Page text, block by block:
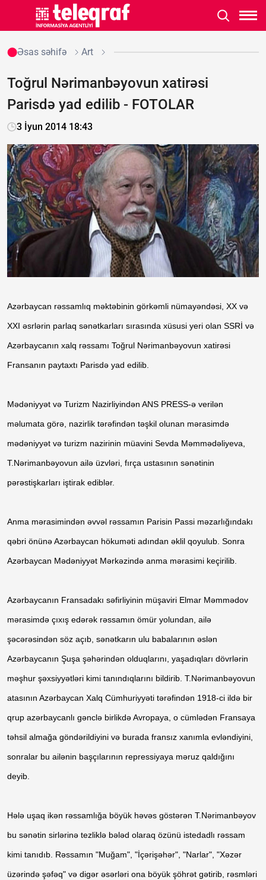
Əsas səhifə Art
Toğrul Nərimanbəyovun xatirəsi
Parisdə yad edilib - FOTOLAR
3 İyun 2014 18:43
Azərbaycan rəssamlıq məktəbinin görkəmli nümayəndəsi, XX və
XXI əsrlərin parlaq sənətkarları sırasında xüsusi yeri olan SSRİ və
Azərbaycanın xalq rəssamı Toğrul Nərimanbəyovun xatirəsi
Fransanın paytaxtı Parisdə yad edilib.
Mədəniyyət və Turizm Nazirliyindən ANS PRESS-ə verilən
məlumata görə, nazirlik tərəfindən təşkil olunan mərasimdə
mədəniyyət və turizm nazirinin müavini Sevda Məmmədəliyeva,
T.Nərimanbəyovun ailə üzvləri, fırça ustasının sənətinin
pərəstişkarları iştirak ediblər.
Anma mərasimindən əvvəl rəssamın Parisin Passi məzarlığındakı
qəbri önünə Azərbaycan hökuməti adından əklil qoyulub. Sonra
Azərbaycan Mədəniyyət Mərkəzində anma mərasimi keçirilib.
Azərbaycanın Fransadakı səfirliyinin müşaviri Elmar Məmmədov
mərasimdə çıxış edərək rəssamın ömür yolundan, ailə
şəcərəsindən söz açıb, sənətkarın ulu babalarının əslən
Azərbaycanın Şuşa şəhərindən olduqlarını, yaşadıqları dövrlərin
məşhur şəxsiyyətləri kimi tanındıqlarını bildirib. T.Nərimanbəyovun
atasının Azərbaycan Xalq Cümhuriyyəti tərəfindən 1918-ci ildə bir
qrup azərbaycanlı gənclə birlikdə Avropaya, o cümlədən Fransaya
təhsil almağa göndərildiyini və burada fransız xanımla evləndiyini,
sonralar bu ailənin başçılarının repressiyaya məruz qaldığını
deyib.
Hələ uşaq ikən rəssamlığa böyük həvəs göstərən T.Nərimanbəyov
bu sənətin sirlərinə tezliklə bələd olaraq özünü istedadlı rəssam
kimi tanıdıb. Rəssamın "Muğam", "İçərişəhər", "Narlar", "Xəzər
üzərində şəfəq" və digər əsərləri ona böyük şöhrət gətirib, rəsmləri